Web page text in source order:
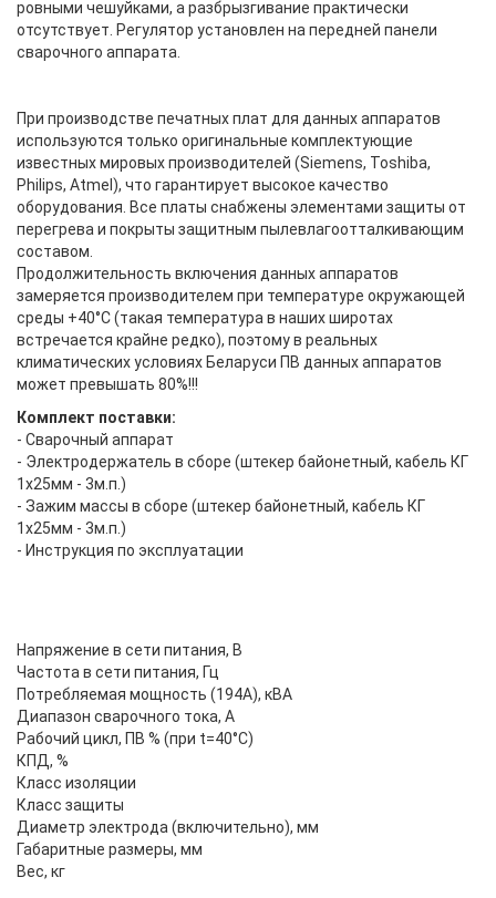
ровными чешуйками, а разбрызгивание практически
отсутствует. Регулятор установлен на передней панели
сварочного аппарата.
При производстве печатных плат для данных аппаратов
используются только оригинальные комплектующие
известных мировых производителей (Siemens, Toshiba,
Philips, Atmel), что гарантирует высокое качество
оборудования. Все платы снабжены элементами защиты от
перегрева и покрыты защитным пылевлагоотталкивающим
составом.
Продолжительность включения данных аппаратов
замеряется производителем при температуре окружающей
среды +40°C (такая температура в наших широтах
встречается крайне редко), поэтому в реальных
климатических условиях Беларуси ПВ данных аппаратов
может превышать 80%!!!
Комплект поставки:
- Сварочный аппарат
- Электродержатель в сборе (штекер байонетный, кабель КГ
1х25мм - 3м.п.)
- Зажим массы в сборе (штекер байонетный, кабель КГ
1х25мм - 3м.п.)
- Инструкция по эксплуатации
Напряжение в сети питания, В
Частота в сети питания, Гц
Потребляемая мощность (194А), кВA
Диапазон сварочного тока, А
Рабочий цикл, ПВ % (при t=40°C)
КПД, %
Класс изоляции
Класс защиты
Диаметр электрода (включительно), мм
Габаритные размеры, мм
Вес, кг